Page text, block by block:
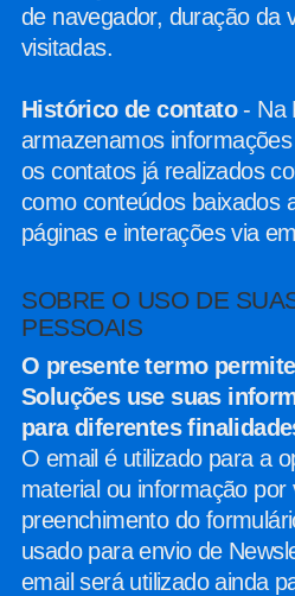
de navegador, duração da
visitadas.
Histórico de contato- Na
armazenamos
os contatos já realizados
como conteúdos baixados
páginas e interações via
SOBRE O USO DE
PESSOAIS
O presente termo
Soluções use suas
para diferentes
O email é utilizado para a
material ou informação por
preenchimento do
usado para envio de
email será utilizado ainda